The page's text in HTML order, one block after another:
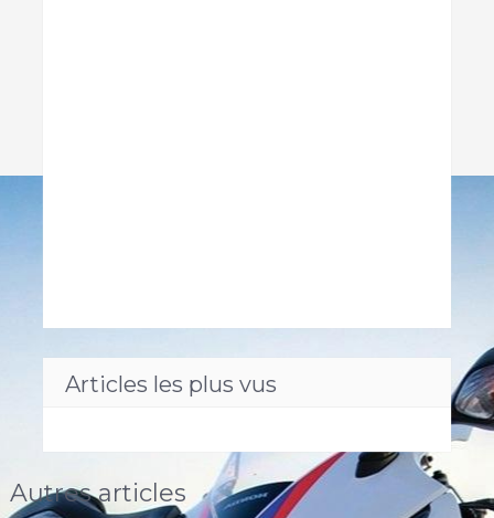
Articles les plus vus
Autres articles